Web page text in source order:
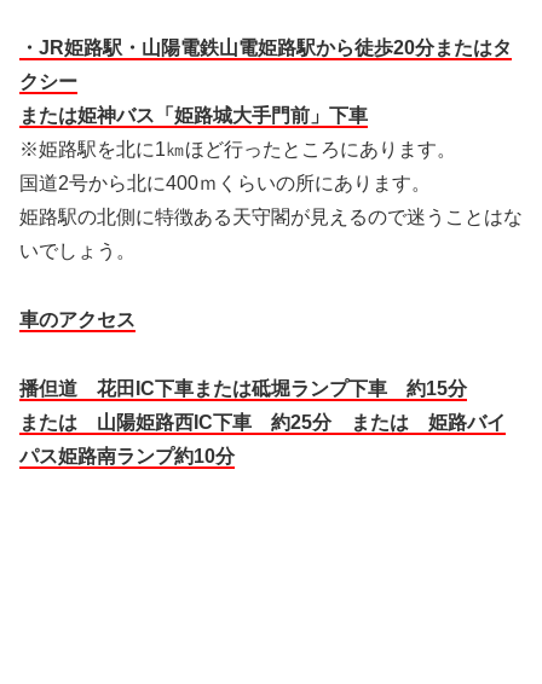
・JR姫路駅・山陽電鉄山電姫路駅から徒歩20分またはタ
クシー
または姫神バス「姫路城大手門前」下車
※姫路駅を北に1㎞ほど行ったところにあります。
国道2号から北に400ｍくらいの所にあります。
姫路駅の北側に特徴ある天守閣が見えるので迷うことはな
いでしょう。
車のアクセス
播但道 花田IC下車または砥堀ランプ下車 約15分
または 山陽姫路西IC下車 約25分 または 姫路バイ
パス姫路南ランプ約10分